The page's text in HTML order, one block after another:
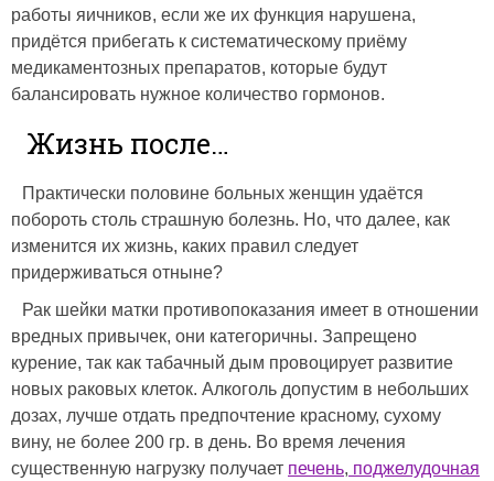
работы яичников, если же их функция нарушена,
придётся прибегать к систематическому приёму
медикаментозных препаратов, которые будут
балансировать нужное количество гормонов.
Жизнь после…
Практически половине больных женщин удаётся
побороть столь страшную болезнь. Но, что далее, как
изменится их жизнь, каких правил следует
придерживаться отныне?
Рак шейки матки противопоказания имеет в отношении
вредных привычек, они категоричны. Запрещено
курение, так как табачный дым провоцирует развитие
новых раковых клеток. Алкоголь допустим в небольших
дозах, лучше отдать предпочтение красному, сухому
вину, не более 200 гр. в день. Во время лечения
существенную нагрузку получает печень, поджелудочная